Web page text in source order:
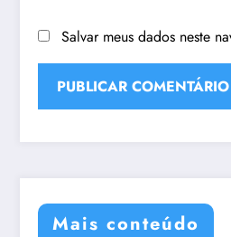
Salvar meus dados neste
Mais conteúdo